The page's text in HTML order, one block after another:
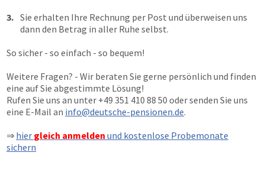
3. Sie erhalten Ihre Rechnung per Post und überweisen uns
dann den Betrag in aller Ruhe selbst.
So sicher - so einfach - so bequem!
Weitere Fragen? - Wir beraten Sie gerne persönlich und finden
eine auf Sie abgestimmte Lösung!
Rufen Sie uns an unter +49 351 410 88 50 oder senden Sie uns
eine E-Mail an info@deutsche-pensionen.de.
⇒ hier gleich anmelden und kostenlose Probemonate
sichern